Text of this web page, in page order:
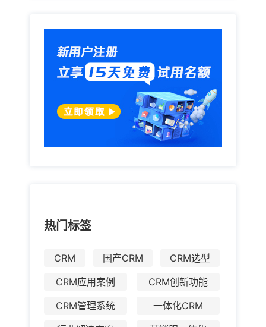
热门标签
CRM 国产CRM
CRM选型
CRM应用案例
CRM创新功能
CRM管理系统
一体化CRM